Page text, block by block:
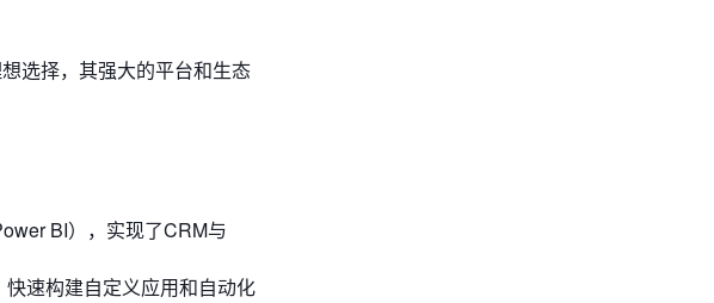
选择，其强大的平台和生态
BI），实现了CRM与
速构建自定义应用和自动化